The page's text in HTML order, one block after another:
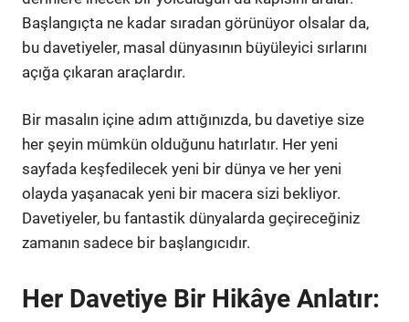
Başlangıçta ne kadar sıradan görünüyor olsalar da,
bu davetiyeler, masal dünyasının büyüleyici sırlarını
açığa çıkaran araçlardır.
Bir masalın içine adım attığınızda, bu davetiye size
her şeyin mümkün olduğunu hatırlatır. Her yeni
sayfada keşfedilecek yeni bir dünya ve her yeni
olayda yaşanacak yeni bir macera sizi bekliyor.
Davetiyeler, bu fantastik dünyalarda geçireceğiniz
zamanın sadece bir başlangıcıdır.
Her Davetiye Bir Hikâye Anlatır: